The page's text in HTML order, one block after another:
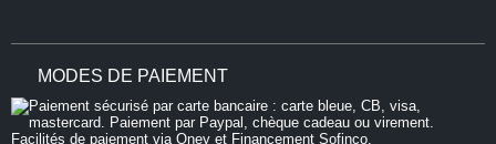
MODES DE PAIEMENT